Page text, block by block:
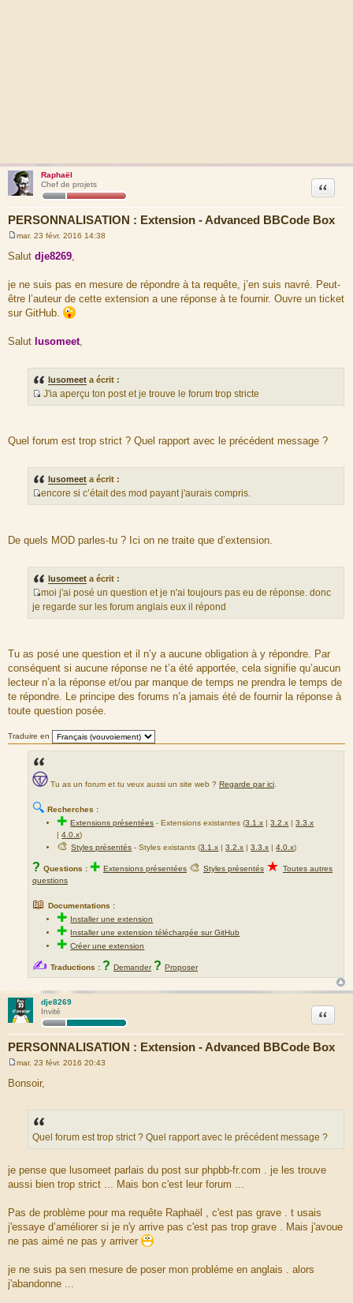
Raphaël
Chef de projets
PERSONNALISATION : Extension - Advanced BBCode Box
Citation
e
s
g
e
mar. 23 févr. 2016 14:38
Salut dje8269
je ne suis pas en mesure de répondre à ta requête, j’en suis navré. Peut-
être l’auteur de cette extension a une réponse à te fournir. Ouvre un ticket
sur GitHub.
Salut lusomeet
lusomeet a écrit :
S
r
e
d
u
s
a
g
e
J'ia aperçu ton post et je trouve le forum trop stricte
Quel forum est trop strict ? Quel rapport avec le précédent message ?
lusomeet a écrit :
S
r
e
d
u
m
s
a
g
e
encore si c’était des mod payant j'aurais compris.
De quels MOD parles-tu ? Ici on ne traite que d’extension.
lusomeet a écrit :
S
o
c
e
d
u
m
s
s
a
g
moi j'ai posé un question et je n'ai toujours pas eu de réponse. donc
je regarde sur les forum anglais eux il répond
Tu as posé une question et il n’y a aucune obligation à y répondre. Par
conséquent si aucune réponse ne t’a été apportée, cela signifie qu’aucun
lecteur n’a la réponse et/ou par manque de temps ne prendra le temps de
te répondre. Le principe des forums n’a jamais été de fournir la réponse à
toute question posée.
Traduire en
Tu as un forum et tu veux aussi un site web ? Regarde par ici
🔍 Recherches :
✚Extensions présentées -Extensions existantes (3.1.x |3.2.x |3.3.x
|4.0.x)
🎨Styles présentés - Styles existants (3.1.x |3.2.x |3.3.x |4.0.x)
? Questions : ✚ Extensions présentées 🎨 Styles présentés ★ Toutes autres
questions
📖 Documentations :
✚ Installer une extension
✚ Installer une extension téléchargée sur GitHub
✚Créer une extension
✍ Traductions : ? Demander ? Proposer
dje8269
Invité
PERSONNALISATION : Extension - Advanced BBCode Box
Citation
s
mar. 23 févr. 2016 20:43
Bonsoir,
Quel forum est trop strict ? Quel rapport avec le précédent message ?
je pense que lusomeet parlais du post sur phpbb-fr.com . je les trouve
aussi bien trop strict ... Mais bon c'est leur forum ...
Pas de problème pour ma requête Raphaël , c'est pas grave . t usais
j'essaye d’améliorer si je n'y arrive pas c'est pas trop grave . Mais j'avoue
ne pas aimé ne pas y arriver
je ne suis pa sen mesure de poser mon probléme en anglais . alors
j'abandonne ...